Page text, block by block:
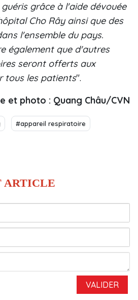
grâce à l'aide dévouée
Cho Rây ainsi que des
l'ensemble du pays.
également que d'autres
seront offerts aux
tous les patients".
et photo : Quang Châu/CVN
#appareil respiratoire